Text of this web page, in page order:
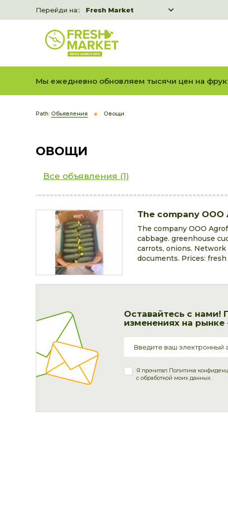
Перейди на::
Fresh Market
Fresh Market event B2B
Мы ежедневно обновляем тысячи цен на
Path: Обьявления Овощи
ОВОЩИ
Все объявления (1)
The company
The company OOO
cabbage. greenhouse
carrots, onions. Network
documents. Prices: fresh
Оставайтесь с нами!
изменениях на
Я прочитал Политика
с обработкой моих данных.